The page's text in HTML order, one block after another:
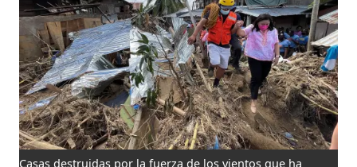
Casas destruidas por la fuerza de los vientos que ha